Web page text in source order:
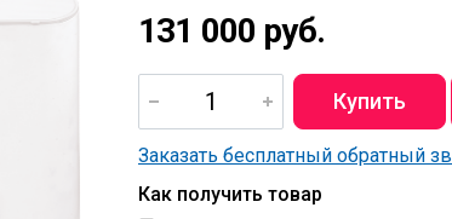
131 000 руб.
Заказать бесплатный обратный
Как получить товар